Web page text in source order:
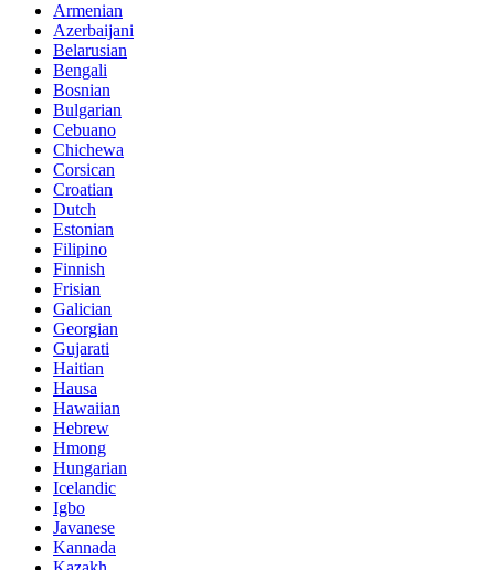
Armenian
Azerbaijani
Belarusian
Bengali
Bosnian
Bulgarian
Cebuano
Chichewa
Corsican
Croatian
Dutch
Estonian
Filipino
Finnish
Frisian
Galician
Georgian
Gujarati
Haitian
Hausa
Hawaiian
Hebrew
Hmong
Hungarian
Icelandic
Igbo
Javanese
Kannada